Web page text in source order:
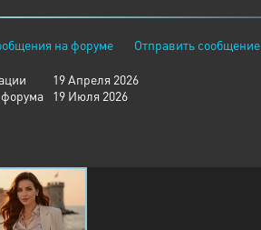
на форуме Отправить сообщение
19 Апреля 2026
19 Июля 2026